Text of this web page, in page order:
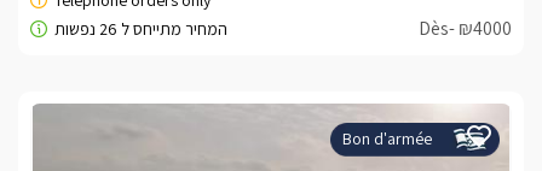
Dès- ₪4000
Bon d'armée